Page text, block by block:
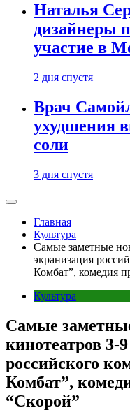
Наталья
дизайнеры
участие в
2 дня спустя
Врач
ухудшения
соли
3 дня спустя
Главная
Культура
Самые заметные
экранизация
Комбат”, комедия
Культура
Самые
кинотеатров 3-
российского
Комбат”,
“Скорой”